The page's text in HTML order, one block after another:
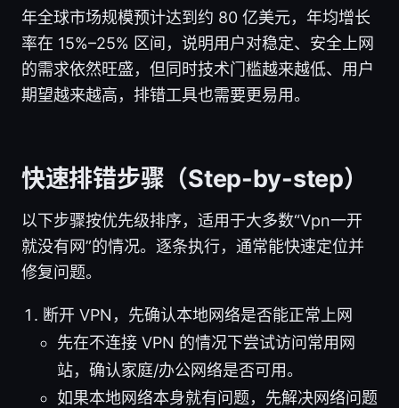
年全球市场规模预计达到约 80 亿美元，年均增长
率在 15%–25% 区间，说明用户对稳定、安全上网
的需求依然旺盛，但同时技术门槛越来越低、用户
期望越来越高，排错工具也需要更易用。
快速排错步骤（Step-by-step）
以下步骤按优先级排序，适用于大多数“Vpn一开
就没有网”的情况。逐条执行，通常能快速定位并
修复问题。
断开 VPN，先确认本地网络是否能正常上网
先在不连接 VPN 的情况下尝试访问常用网
站，确认家庭/办公网络是否可用。
如果本地网络本身就有问题，先解决网络问题